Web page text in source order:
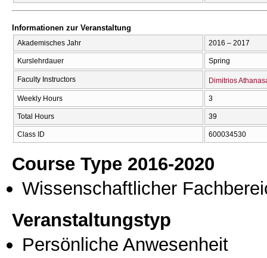
Informationen zur Veranstaltung
Akademisches Jahr 2016 – 2017
Kurslehrdauer Spring
Faculty Instructors Dimitrios
Weekly Hours 3
Total Hours 39
Class ID 600034530
Course Type 2016-2020
Wissenschaftlicher
Veranstaltungstyp
Persönliche Anwesenheit